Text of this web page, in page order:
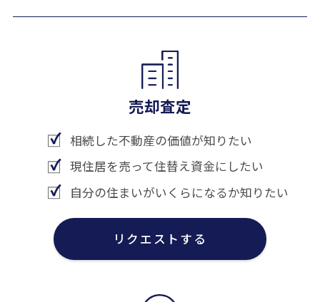
売却査定
相続した不動産の価値が知りたい
現住居を売って住替え資金にしたい
自分の住まいがいくらになるか知りたい
リクエストする